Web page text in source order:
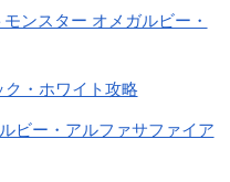
ンスター オメガルビー・
・ホワイト攻略
ビー・アルファサファイア